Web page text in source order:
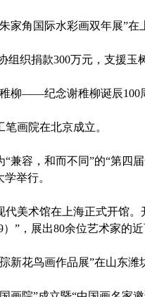
朱家角国际水彩画双年展”在
组织捐款300万元，支援玉
稚柳——纪念谢稚柳诞辰100
笔画院在北京成立。
“兼容，和而不同”的“第四
举行。
代美术馆在上海正式开馆
）”，展出80余位艺术家的近
孮新花鸟画作品展”在山东潍